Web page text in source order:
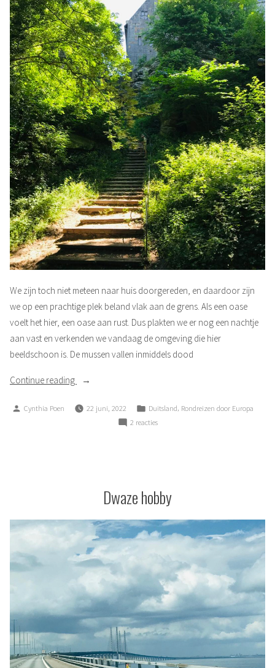
We zijn toch niet meteen naar huis doorgereden, en daardoor zijn
we op een prachtige plek beland vlak aan de grens. Als een oase
voelt het hier, een oase aan rust. Dus plakten we er nog een nachtje
aan vast en verkenden we vandaag de omgeving die hier
beeldschoon is. De mussen vallen inmiddels dood
Continue reading
“Gammel
gammeler”
Posted
Cynthia Poen 22 juni, 2022
Posted
in
Duitsland, Rondreizen door Europa
2 reactiesop
Dwaze hobby